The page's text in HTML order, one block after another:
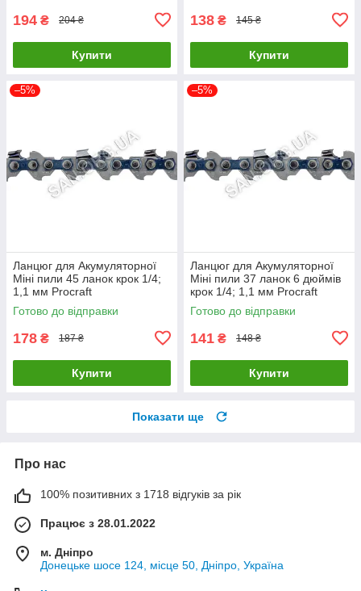
194 ₴ 204 ₴
Купити
138 ₴ 145 ₴
Купити
–5%
Ланцюг для Акумуляторної
Міні пили 45 ланок крок 1/4;
1,1 мм Procraft
Готово до відправки
178 ₴ 187 ₴
Купити
–5%
Ланцюг для Акумуляторної
Міні пили 37 ланок 6 дюймів
крок 1/4; 1,1 мм Procraft
Готово до відправки
141 ₴ 148 ₴
Купити
Показати ще
Про нас
100% позитивних з 1718 відгуків за рік
Працює з 28.01.2022
м. Дніпро
Донецьке шосе 124, місце 50, Дніпро, Україна